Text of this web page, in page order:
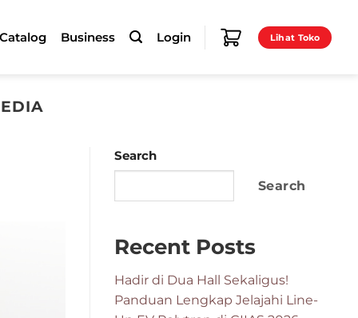
Business Login Lihat Toko
Search
Search
Recent Posts
Hadir di Dua Hall Sekaligus!
Panduan Lengkap Jelajahi Line-